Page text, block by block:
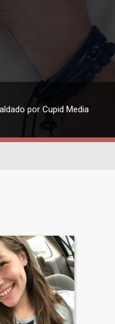
por Cupid Media